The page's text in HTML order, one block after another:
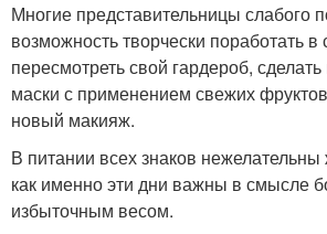
Многие представительницы слабого
возможность творчески поработать
пересмотреть свой гардероб,
маски с применением свежих
новый макияж.
В питании всех знаков
как именно эти дни важны в смысле
избыточным весом.